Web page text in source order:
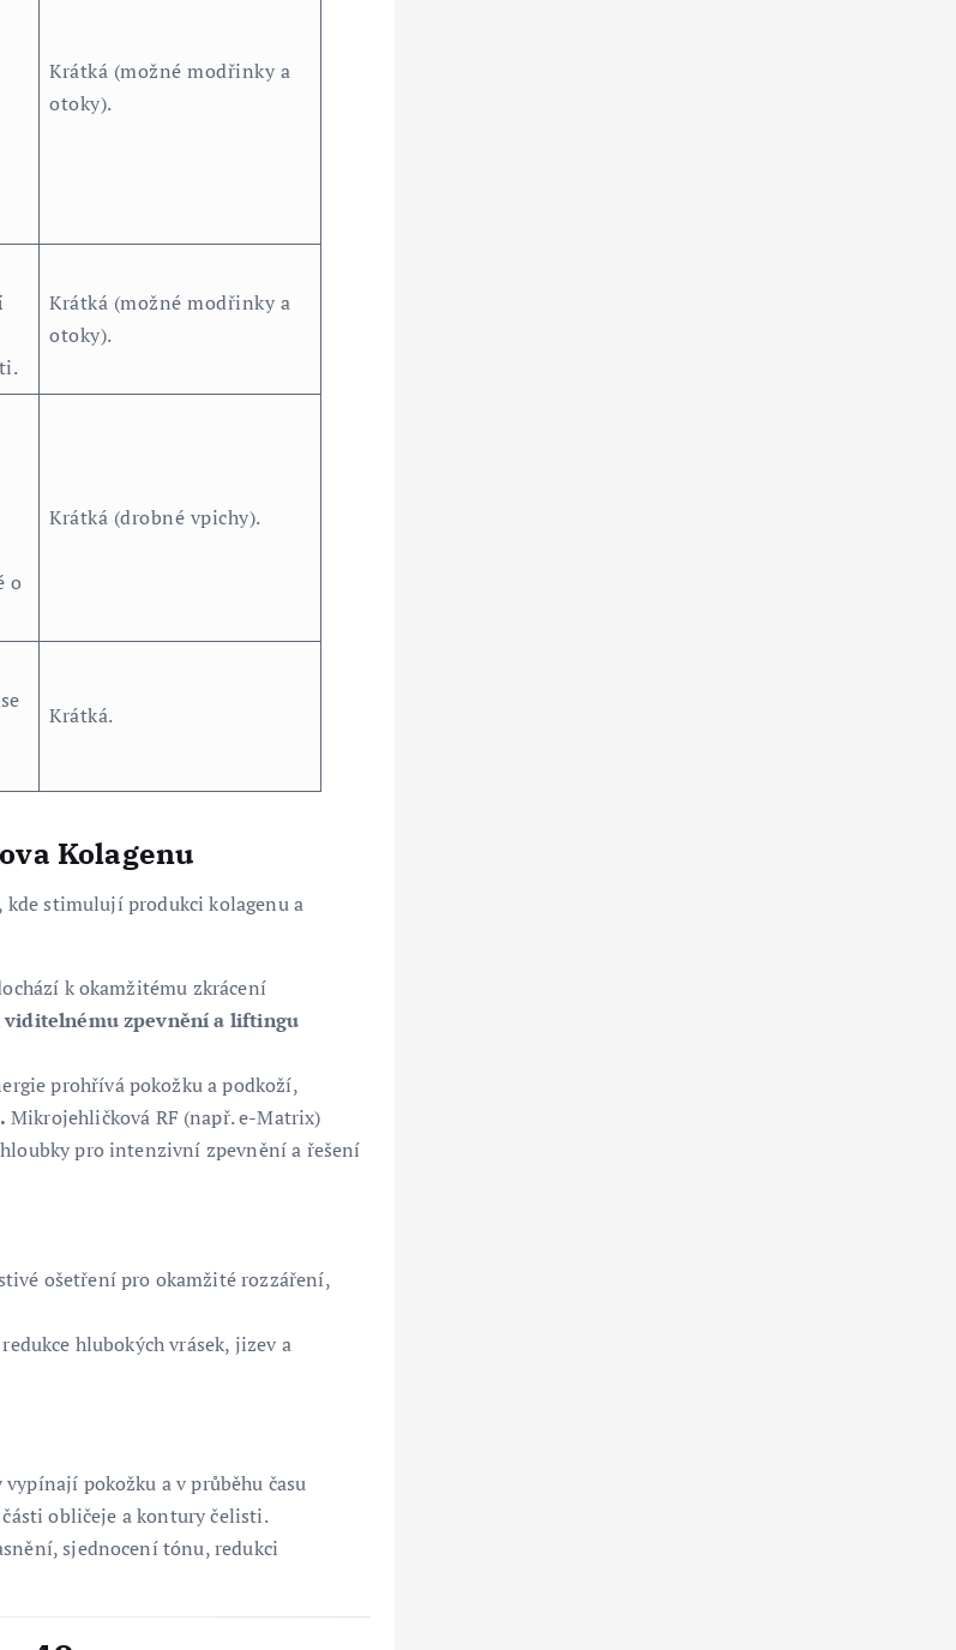
Krátká (možné modřinky a
otoky).
Krátká (možné modřinky a
otoky).
o
Krátká (drobné vpichy).
Krátká.
Kolagenu
stimulují produkci kolagenu a
k okamžitému zkrácení
viditelnému zpevnění a liftingu
prohřívá pokožku a podkoží,
Mikrojehličková RF (např. e-Matrix)
pro intenzivní zpevnění a řešení
ošetření pro okamžité rozzáření,
hlubokých vrásek, jizev a
pokožku a v průběhu času
obličeje a kontury čelisti.
sjednocení tónu, redukci